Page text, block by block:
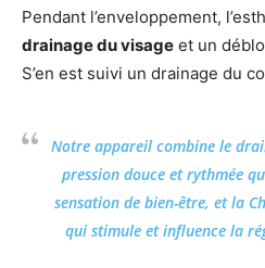
Pendant l’enveloppement,
drainage du visage et un
S’en est suivi un drainage du
Notre appareil combine le
pression douce et rythmée
sensation de bien-être, et la
qui stimule et influence la